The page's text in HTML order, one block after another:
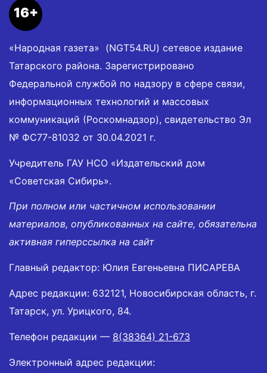
16+
«Народная газета» (NGT54.RU) сетевое издание
Татарского района. Зарегистрировано
Федеральной службой по надзору в сфере связи,
информационных технологий и массовых
коммуникаций (Роскомнадзор), свидетельство Эл
№ ФС77-81032 от 30.04.2021 г.
Учредитель ГАУ НСО «Издательский дом
«Советская Сибирь».
При полном или частичном использовании
материалов, опубликованных на сайте, обязательна
активная гиперссылка на сайт
Главный редактор: Юлия Евгеньевна ПИСАРЕВА
Адрес редакции: 632121, Новосибирская область, г.
Татарск, ул. Урицкого, 84.
Телефон редакции — 8(38364) 21-673
Электронный адрес редакции: